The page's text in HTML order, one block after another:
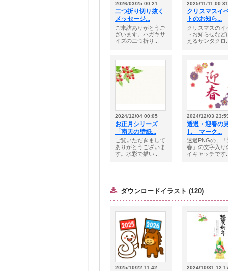
2026/03/25 00:21
二つ折り切り抜く
メッセージ...
ご来訪ありがとうご
ざいます。ハガキサ
イズの二つ折り...
2025/11/11 00:31
クリスマスイ
トのお知ら...
クリスマスのイ
トお知らせなど
えるサンタクロ
2024/12/04 00:05
お正月シリーズ
「南天の壁紙...
ご覧いただきまして
ありがとうございま
す。水彩で描い...
2024/12/03
透過・迎春の
し マーク...
透過PNGの、「
春」の文字入り
イキャッチです
ダウンロードイラスト (120)
2025/10/22 11:42 2024/10/31